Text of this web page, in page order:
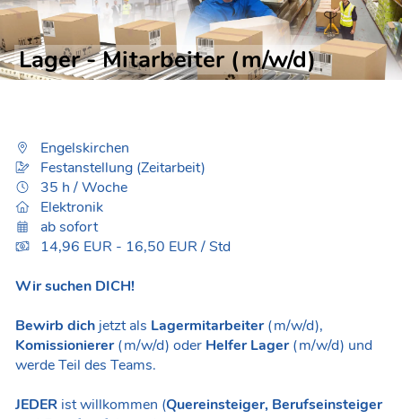
Lager - Mitarbeiter (m/w/d)
Engelskirchen
Festanstellung (Zeitarbeit)
35 h / Woche
Elektronik
ab sofort
14,96 EUR - 16,50 EUR / Std
Wir suchen DICH!
Bewirb dich jetzt als Lagermitarbeiter(m/w/d),
Komissionierer(m/w/d) oder Helfer Lager(m/w/d) und
werde Teil des Teams.
JEDER ist willkommen (Quereinsteiger, Berufseinsteiger